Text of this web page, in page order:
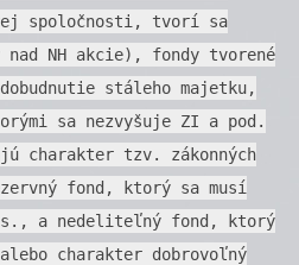
spoločnosti, tvorí sa
nad NH akcie), fondy tvorené
stáleho majetku,
sa nezvyšuje ZI a pod.
charakter tzv. zákonných
fond, ktorý sa musí
a nedeliteľný fond, ktorý
charakter dobrovoľný